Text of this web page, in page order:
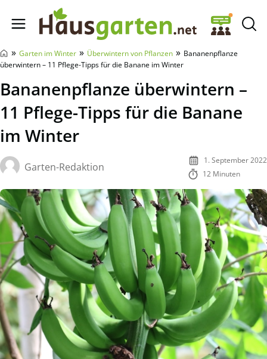
Hausgarten.net
» Garten im Winter » Überwintern von Pflanzen » Bananenpflanze
überwintern – 11 Pflege-Tipps für die Banane im Winter
Bananenpflanze überwintern –
11 Pflege-Tipps für die Banane
im Winter
Garten-Redaktion
1. September 2022
12 Minuten